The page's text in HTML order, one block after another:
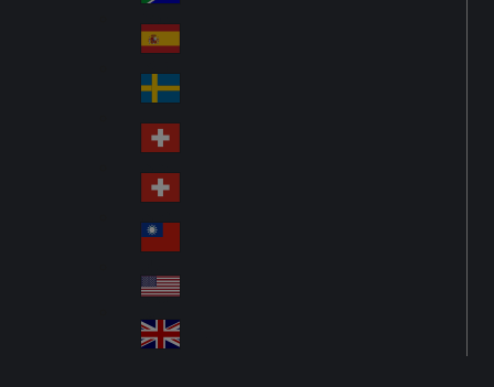
kia
So
uth
Af
ric
a
Sp
ain
Sw
ed
en
Sw
itz
erl
an
d
Sw
itz
erl
an
d
wa
n
A